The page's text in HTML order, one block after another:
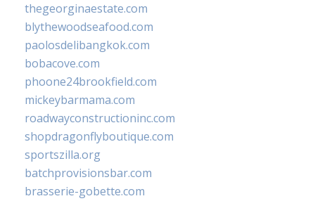
thegeorginaestate.com
blythewoodseafood.com
paolosdelibangkok.com
bobacove.com
phoone24brookfield.com
mickeybarmama.com
roadwayconstructioninc.com
shopdragonflyboutique.com
sportszilla.org
batchprovisionsbar.com
brasserie-gobette.com